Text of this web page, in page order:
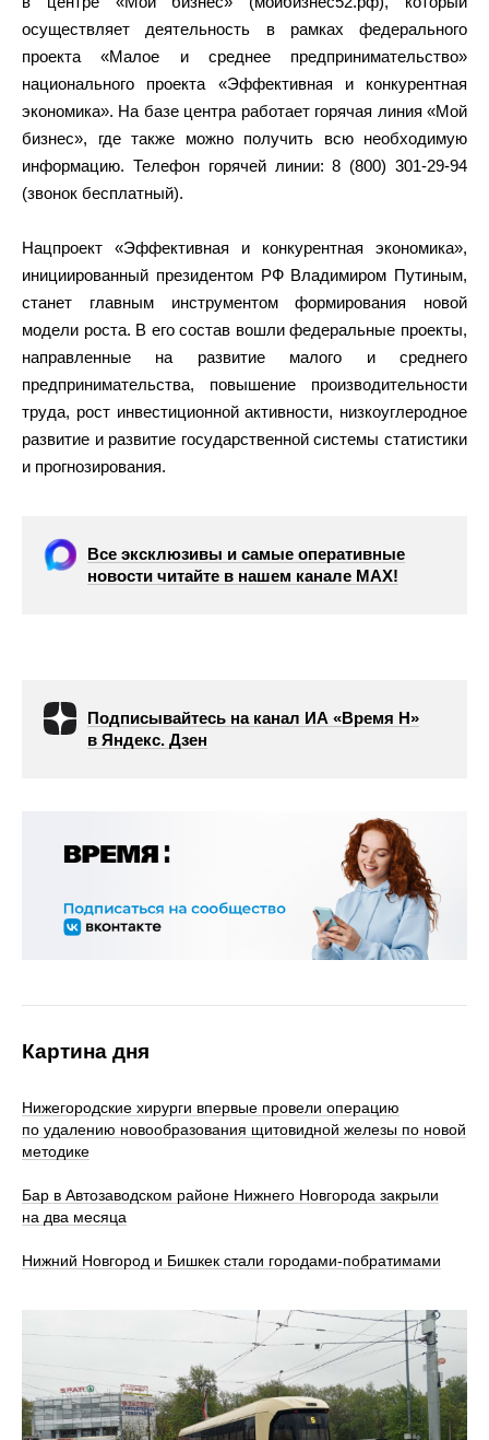
осуществляет деятельность в рамках федерального
проекта «Малое и среднее предпринимательство»
национального проекта «Эффективная и конкурентная
экономика». На базе центра работает горячая линия «Мой
бизнес», где также можно получить всю необходимую
информацию. Телефон горячей линии: 8 (800) 301-29-94
(звонок бесплатный).
Нацпроект «Эффективная и конкурентная экономика»,
инициированный президентом РФ Владимиром Путиным,
станет главным инструментом формирования новой
модели роста. В его состав вошли федеральные проекты,
направленные на развитие малого и среднего
предпринимательства, повышение производительности
труда, рост инвестиционной активности, низкоуглеродное
развитие и развитие государственной системы статистики
и прогнозирования.
Все эксклюзивы и самые оперативные
новости читайте в нашем канале МАХ!
Подписывайтесь на канал ИА «Время Н»
в Яндекс. Дзен
Картина дня
Нижегородские хирурги впервые провели операцию
по удалению новообразования щитовидной железы по новой
методике
Бар в Автозаводском районе Нижнего Новгорода закрыли
на два месяца
Нижний Новгород и Бишкек стали городами-побратимами